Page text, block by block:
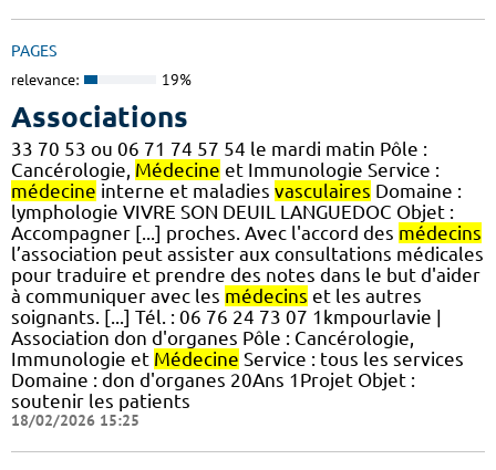
PAGES
relevance: 19%
Associations
33 70 53 ou 06 71 74 57 54 le mardi matin Pôle :
Cancérologie, Médecine et Immunologie Service :
médecine interne et maladies vasculaires Domaine :
lymphologie VIVRE SON DEUIL LANGUEDOC Objet :
Accompagner [...] proches. Avec l'accord des médecins
l’association peut assister aux consultations médicales
pour traduire et prendre des notes dans le but d'aider
à communiquer avec les médecins et les autres
soignants. [...] Tél. : 06 76 24 73 07 1kmpourlavie |
Association don d'organes Pôle : Cancérologie,
Immunologie et Médecine Service : tous les services
Domaine : don d'organes 20Ans 1Projet Objet :
soutenir les patients
18/02/2026 15:25